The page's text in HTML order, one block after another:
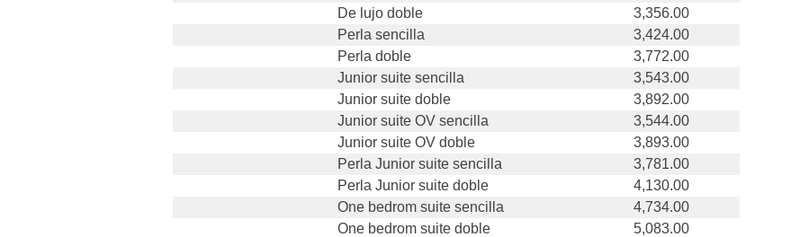
De lujo doble
3,356.00
Perla sencilla
3,424.00
Perla doble
3,772.00
Junior suite sencilla
3,543.00
Junior suite doble
3,892.00
Junior suite OV sencilla
3,544.00
Junior suite OV doble
3,893.00
Perla Junior suite sencilla
3,781.00
Perla Junior suite doble
4,130.00
One bedrom suite sencilla
4,734.00
One bedrom suite doble
5,083.00